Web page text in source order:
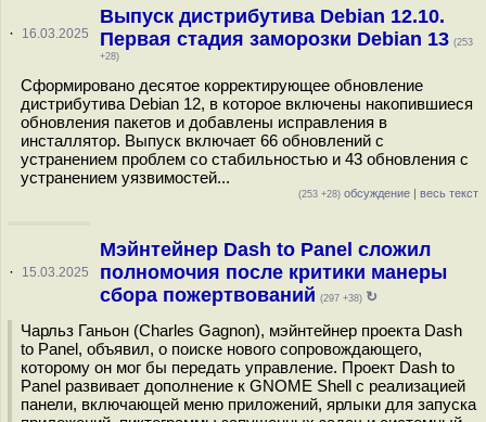
· 16.03.2025
Выпуск дистрибутива Debian 12.10.
Первая стадия заморозки Debian 13 (253
+28)
Сформировано десятое корректирующее обновление
дистрибутива Debian 12, в которое включены накопившиеся
обновления пакетов и добавлены исправления в
инсталлятор. Выпуск включает 66 обновлений с
устранением проблем со стабильностью и 43 обновления с
устранением уязвимостей...
(253 +28) обсуждение | весь текст
· 15.03.2025
Мэйнтейнер Dash to Panel сложил
полномочия после критики манеры
сбора пожертвований (297 +38) ↻
Чарльз Ганьон (Charles Gagnon), мэйнтейнер проекта Dash
to Panel, объявил, о поиске нового сопровождающего,
которому он мог бы передать управление. Проект Dash to
Panel развивает дополнение к GNOME Shell с реализацией
панели, включающей меню приложений, ярлыки для запуска